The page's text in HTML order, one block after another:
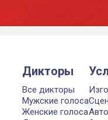
Дикторы
Все дикторы
Мужские голоса
Женские голоса